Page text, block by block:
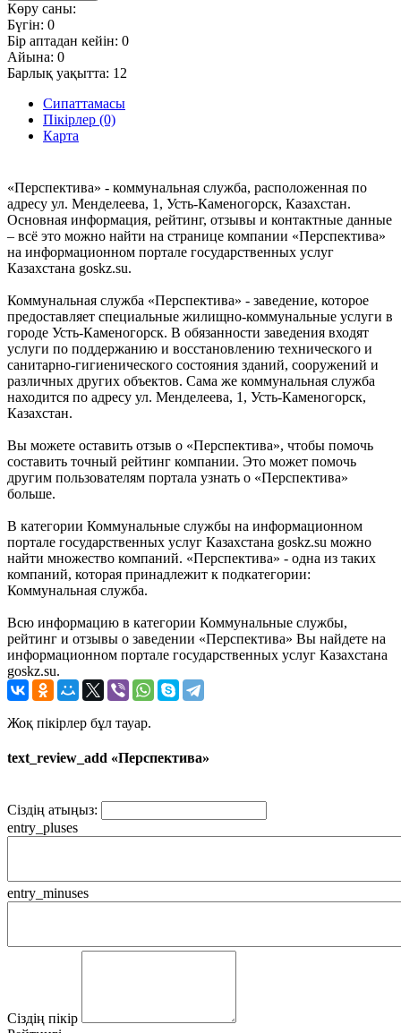
Көру саны:
Бүгін: 0
Бір аптадан кейін: 0
Айына: 0
Барлық уақытта: 12
Сипаттамасы
Пікірлер (0)
Карта
«Перспектива» - коммунальная служба, расположенная по
адресу ул. Менделеева, 1, Усть-Каменогорск, Казахстан.
Основная информация, рейтинг, отзывы и контактные данные
– всё это можно найти на странице компании «Перспектива»
на информационном портале государственных услуг
Казахстана goskz.su.
Коммунальная служба «Перспектива» - заведение, которое
предоставляет специальные жилищно-коммунальные услуги в
городе Усть-Каменогорск. В обязанности заведения входят
услуги по поддержанию и восстановлению технического и
санитарно-гигиенического состояния зданий, сооружений и
различных других объектов. Сама же коммунальная служба
находится по адресу ул. Менделеева, 1, Усть-Каменогорск,
Казахстан.
Вы можете оставить отзыв о «Перспектива», чтобы помочь
составить точный рейтинг компании. Это может помочь
другим пользователям портала узнать о «Перспектива»
больше.
В категории Коммунальные службы на информационном
портале государственных услуг Казахстана goskz.su можно
найти множество компаний. «Перспектива» - одна из таких
компаний, которая принадлежит к подкатегории:
Коммунальная служба.
Всю информацию в категории Коммунальные службы,
рейтинг и отзывы о заведении «Перспектива» Вы найдете на
информационном портале государственных услуг Казахстана
goskz.su.
Жоқ пікірлер бұл тауар.
text_review_add «Перспектива»
Сіздің атыңыз:
entry_pluses
entry_minuses
Сіздің пікір